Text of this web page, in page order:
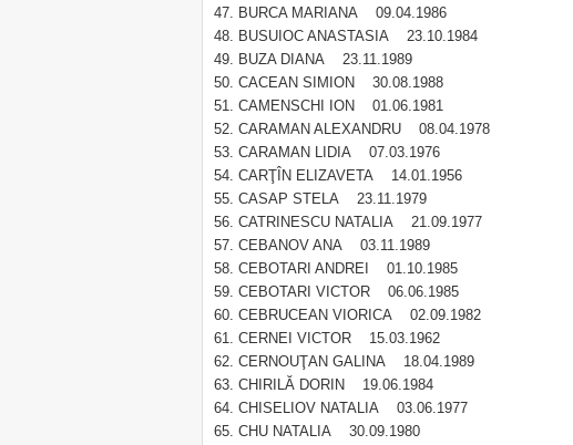
BURCA MARIANA 09.04.1986
BUSUIOC ANASTASIA 23.10.1984
BUZA DIANA 23.11.1989
CACEAN SIMION 30.08.1988
CAMENSCHI ION 01.06.1981
CARAMAN ALEXANDRU 08.04.1978
CARAMAN LIDIA 07.03.1976
CARŢÎN ELIZAVETA 14.01.1956
CASAP STELA 23.11.1979
CATRINESCU NATALIA 21.09.1977
CEBANOV ANA 03.11.1989
CEBOTARI ANDREI 01.10.1985
CEBOTARI VICTOR 06.06.1985
CEBRUCEAN VIORICA 02.09.1982
CERNEI VICTOR 15.03.1962
CERNOUŢAN GALINA 18.04.1989
CHIRILĂ DORIN 19.06.1984
CHISELIOV NATALIA 03.06.1977
CHU NATALIA 30.09.1980